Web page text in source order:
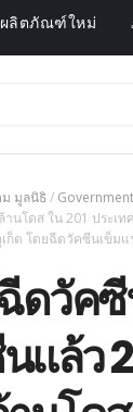
ผลิตภัณฑ์ใหม่
มูลนิธิ /
านโดส ใน 201 ประเ
ต โดยฉีดวัคซีนเข็มแ
ฉีดวัค
ล้ว